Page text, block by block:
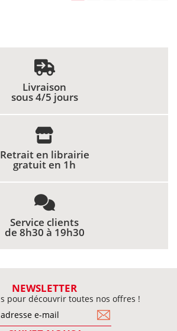
Livraison
sous 4/5 jours
Retrait en librairie
gratuit en 1h
Service clients
de 8h30 à 19h30
NEWSLETTER
pour découvrir toutes nos offres !